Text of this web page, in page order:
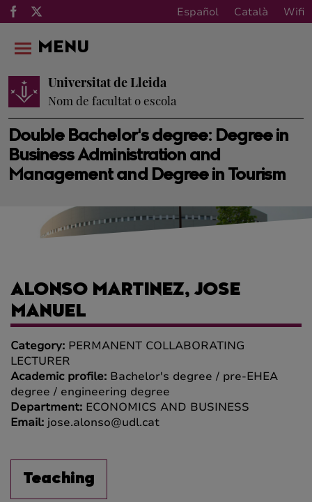
Español Català Wifi
Double Bachelor's degree: Degree in
Business Administration and
Management and Degree in Tourism
Universitat de Lleida
Nom de facultat o escola
MENU
ALONSO MARTINEZ, JOSE
MANUEL
Category: PERMANENT COLLABORATING
LECTURER
Academic profile: Bachelor's degree / pre-EHEA
degree / engineering degree
Department: ECONOMICS AND BUSINESS
Email: jose.alonso@udl.cat
Teaching